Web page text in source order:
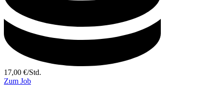
17,00 €/Std.
Zum Job